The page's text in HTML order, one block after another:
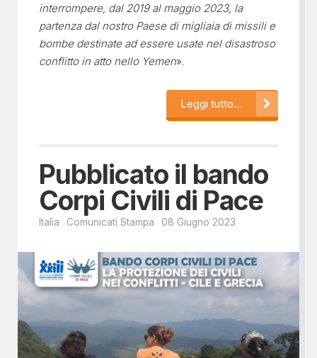
interrompere, dal 2019 al maggio 2023, la
partenza dal nostro Paese di migliaia di missili e
bombe destinate ad essere usate nel disastroso
conflitto in atto nello Yemen».
Leggi tutto...
Pubblicato il bando
Corpi Civili di Pace
Italia Comunicati Stampa 08 Giugno 2023